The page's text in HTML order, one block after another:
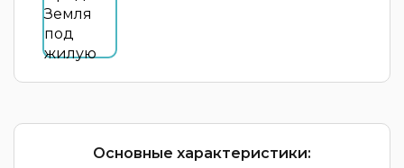
Основные характеристики: